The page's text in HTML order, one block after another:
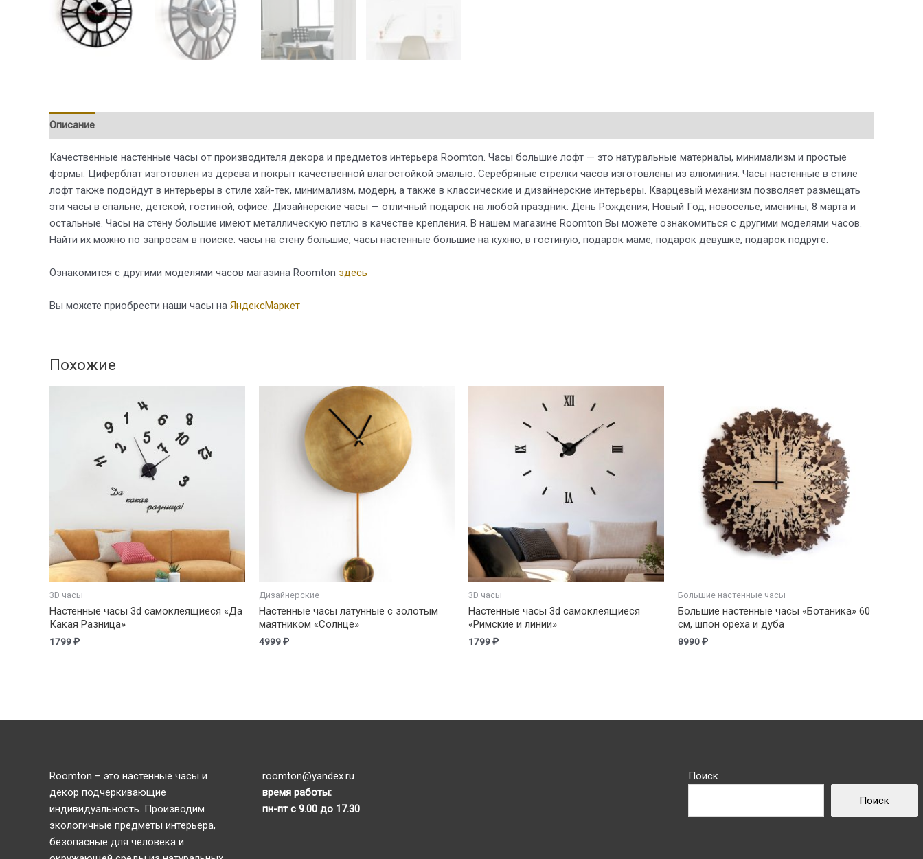
Описание
Качественные настенные часы от производителя декора и предметов интерьера Roomton. Часы большие лофт — это натуральные материалы, минимализм и простые
формы. Циферблат изготовлен из дерева и покрыт качественной влагостойкой эмалью. Серебряные стрелки часов изготовлены из алюминия. Часы настенные в стиле
лофт также подойдут в интерьеры в стиле хай-тек, минимализм, модерн, а также в классические и дизайнерские интерьеры. Кварцевый механизм позволяет размещать
эти часы в спальне, детской, гостиной, офисе. Дизайнерские часы — отличный подарок на любой праздник: День Рождения, Новый Год, новоселье, именины, 8 марта и
остальные. Часы на стену большие имеют металлическую петлю в качестве крепления. В нашем магазине Roomton Вы можете ознакомиться с другими моделями часов.
Найти их можно по запросам в поиске: часы на стену большие, часы настенные большие на кухню, в гостиную, подарок маме, подарок девушке, подарок подруге.
Ознакомится с другими моделями часов магазина Roomton здесь
Вы можете приобрести наши часы на ЯндексМаркет
Похожие
3D часы
Настенные часы 3d самоклеящиеся «Да
Какая Разница»
1799₽
Дизайнерские
Настенные часы латунные с золотым
маятником «Солнце»
4999₽
3D часы
Настенные часы 3d самоклеящиеся
«Римские и линии»
1799₽
Большие настенные часы
Большие настенные часы «Ботаника» 60
см, шпон ореха и дуба
8990₽
Roomton – это настенные часы и
декор подчеркивающие
индивидуальность. Производим
экологичные предметы интерьера,
безопасные для человека и
roomton@yandex.ru
время работы:
пн-пт с 9.00 до 17.30
Поиск
Поиск